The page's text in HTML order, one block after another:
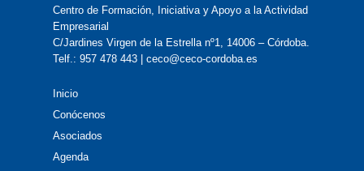
Centro de Formación, Iniciativa y Apoyo a la Actividad
Empresarial
C/Jardines Virgen de la Estrella nº1, 14006 – Córdoba.
Telf.: 957 478 443 | ceco@ceco-cordoba.es
Inicio
Conócenos
Asociados
Agenda